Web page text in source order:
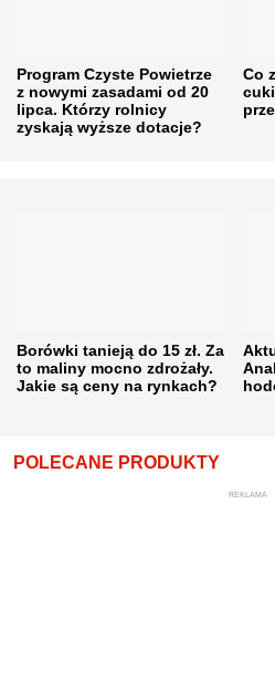
Program Czyste Powietrze
z nowymi zasadami od 20
lipca. Którzy rolnicy
zyskają wyższe dotacje?
Co
Borówki tanieją do 15 zł. Za
to maliny mocno zdrożały.
Jakie są ceny na rynkach?
POLECANE PRODUKTY
REKLAMA